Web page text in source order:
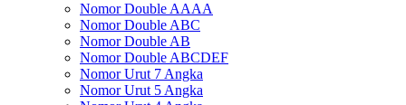
Nomor Double AAAA
Nomor Double ABC
Nomor Double AB
Nomor Double ABCDEF
Nomor Urut 7 Angka
Nomor Urut 5 Angka